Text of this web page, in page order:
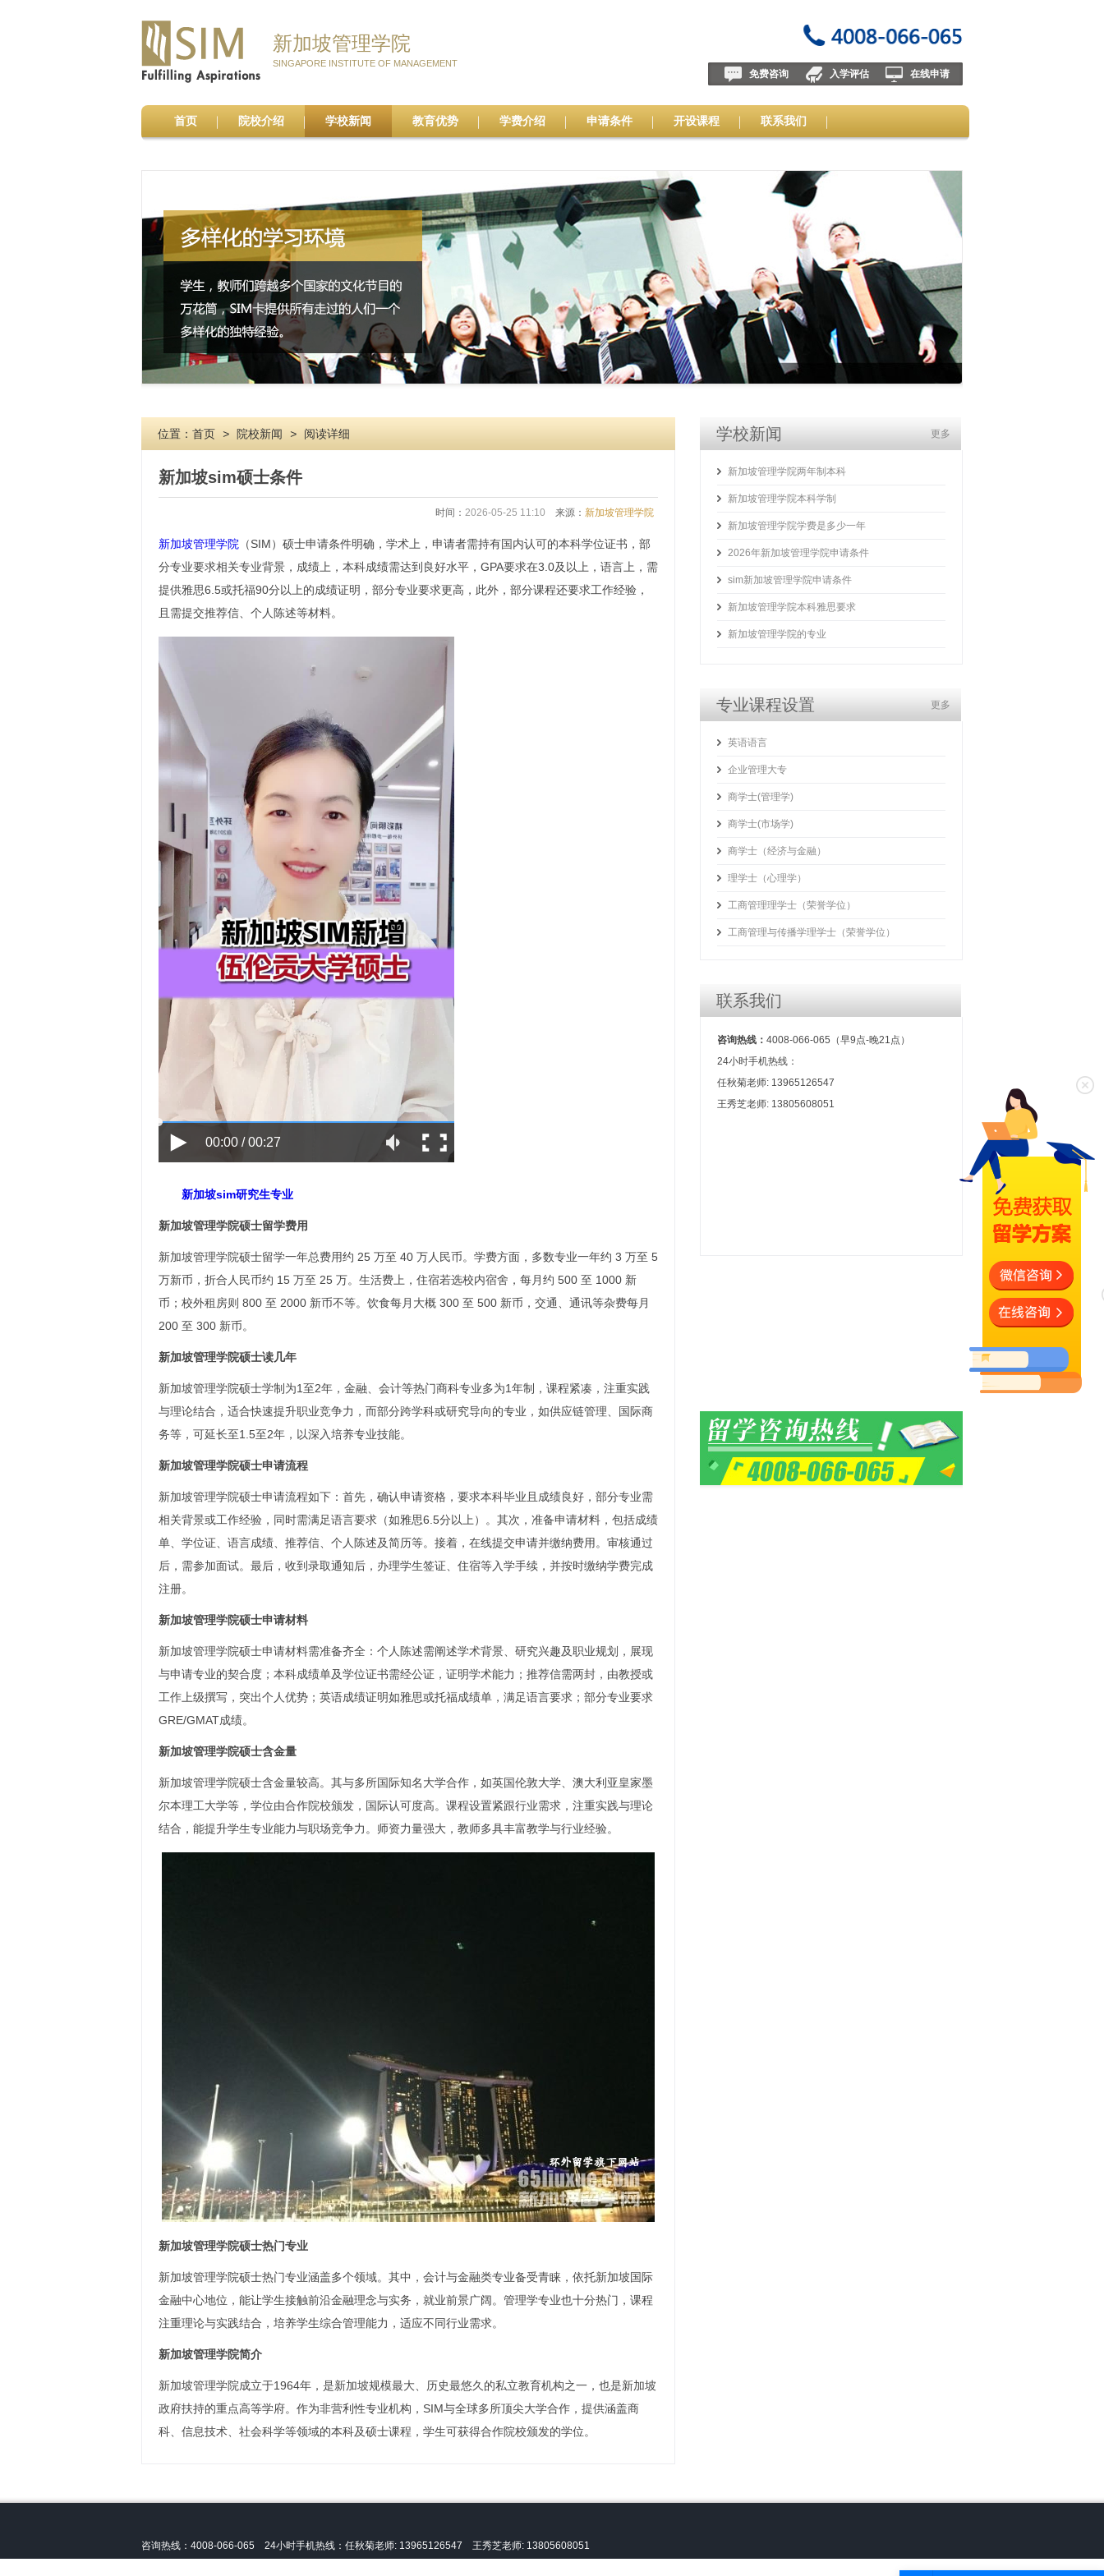
新加坡管理学院
SINGAPORE INSTITUTE OF MANAGEMENT
免费咨询 入学评估 在线申请
首页 院校介绍 学校新闻 教育优势 学费介绍 申请条件 开设课程 联系我们
位置： 首页 > 院校新闻 > 阅读详细
新加坡sim硕士条件
时间： 2026-05-25 11:10 来源： 新加坡管理学院
新加坡管理学院 （SIM）硕士申请条件明确，学术上，申请者需持有国内认可的本科学位证书，部
分专业要求相关专业背景，成绩上，本科成绩需达到良好水平，GPA要求在3.0及以上，语言上，需
提供雅思6.5或托福90分以上的成绩证明，部分专业要求更高，此外，部分课程还要求工作经验，
且需提交推荐信、个人陈述等材料。
00:00 / 00:27
新加坡sim研究生专业
新加坡管理学院硕士留学费用
新加坡管理学院硕士留学一年总费用约 25 万至 40 万人民币。学费方面，多数专业一年约 3 万至 5
万新币，折合人民币约 15 万至 25 万。生活费上，住宿若选校内宿舍，每月约 500 至 1000 新
币；校外租房则 800 至 2000 新币不等。饮食每月大概 300 至 500 新币，交通、通讯等杂费每月
200 至 300 新币。
新加坡管理学院硕士读几年
新加坡管理学院硕士学制为1至2年，金融、会计等热门商科专业多为1年制，课程紧凑，注重实践
与理论结合，适合快速提升职业竞争力，而部分跨学科或研究导向的专业，如供应链管理、国际商
务等，可延长至1.5至2年，以深入培养专业技能。
新加坡管理学院硕士申请流程
新加坡管理学院硕士申请流程如下：首先，确认申请资格，要求本科毕业且成绩良好，部分专业需
相关背景或工作经验，同时需满足语言要求（如雅思6.5分以上）。其次，准备申请材料，包括成绩
单、学位证、语言成绩、推荐信、个人陈述及简历等。接着，在线提交申请并缴纳费用。审核通过
后，需参加面试。最后，收到录取通知后，办理学生签证、住宿等入学手续，并按时缴纳学费完成
注册。
新加坡管理学院硕士申请材料
新加坡管理学院硕士申请材料需准备齐全：个人陈述需阐述学术背景、研究兴趣及职业规划，展现
与申请专业的契合度；本科成绩单及学位证书需经公证，证明学术能力；推荐信需两封，由教授或
工作上级撰写，突出个人优势；英语成绩证明如雅思或托福成绩单，满足语言要求；部分专业要求
GRE/GMAT成绩。
新加坡管理学院硕士含金量
新加坡管理学院硕士含金量较高。其与多所国际知名大学合作，如英国伦敦大学、澳大利亚皇家墨
尔本理工大学等，学位由合作院校颁发，国际认可度高。课程设置紧跟行业需求，注重实践与理论
结合，能提升学生专业能力与职场竞争力。师资力量强大，教师多具丰富教学与行业经验。
新加坡管理学院硕士热门专业
新加坡管理学院硕士热门专业涵盖多个领域。其中，会计与金融类专业备受青睐，依托新加坡国际
金融中心地位，能让学生接触前沿金融理念与实务，就业前景广阔。管理学专业也十分热门，课程
注重理论与实践结合，培养学生综合管理能力，适应不同行业需求。
新加坡管理学院简介
新加坡管理学院成立于1964年，是新加坡规模最大、历史最悠久的私立教育机构之一，也是新加坡
政府扶持的重点高等学府。作为非营利性专业机构，SIM与全球多所顶尖大学合作，提供涵盖商
科、信息技术、社会科学等领域的本科及硕士课程，学生可获得合作院校颁发的学位。
学校新闻 更多
新加坡管理学院两年制本科
新加坡管理学院本科学制
新加坡管理学院学费是多少一年
2026年新加坡管理学院申请条件
sim新加坡管理学院申请条件
新加坡管理学院本科雅思要求
新加坡管理学院的专业
专业课程设置 更多
英语语言
企业管理大专
商学士(管理学)
商学士(市场学)
商学士（经济与金融）
理学士（心理学）
工商管理理学士（荣誉学位）
工商管理与传播学理学士（荣誉学位）
联系我们
咨询热线： 4008-066-065（早9点-晚21点）
24小时手机热线：
任秋菊老师: 13965126547
王秀芝老师: 13805608051
咨询热线：4008-066-065 24小时手机热线： 任秋菊老师: 13965126547 王秀芝老师: 13805608051